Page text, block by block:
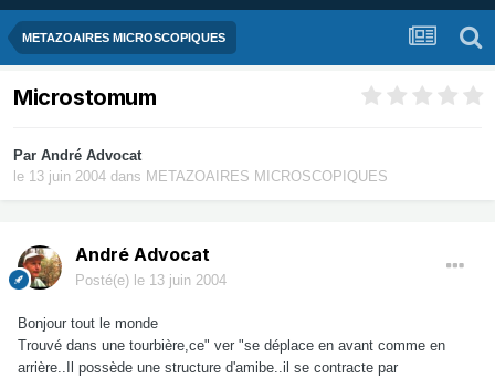
METAZOAIRES MICROSCOPIQUES
Microstomum
Par André Advocat
le 13 juin 2004 dans METAZOAIRES MICROSCOPIQUES
André Advocat
Posté(e) le 13 juin 2004
Bonjour tout le monde
Trouvé dans une tourbière,ce" ver "se déplace en avant comme en
arrière..Il possède une structure d'amibe..il se contracte par